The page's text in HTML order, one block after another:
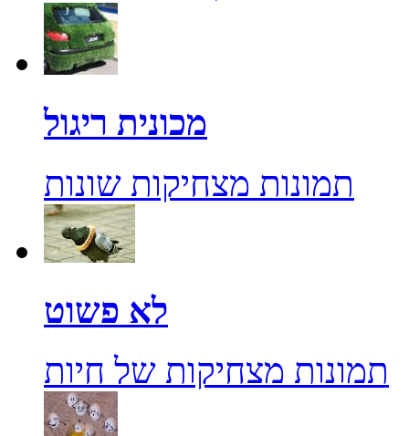
מכונית ריגול
תמונות מצחיקות שונות
לא פשוט
תמונות מצחיקות של חיות